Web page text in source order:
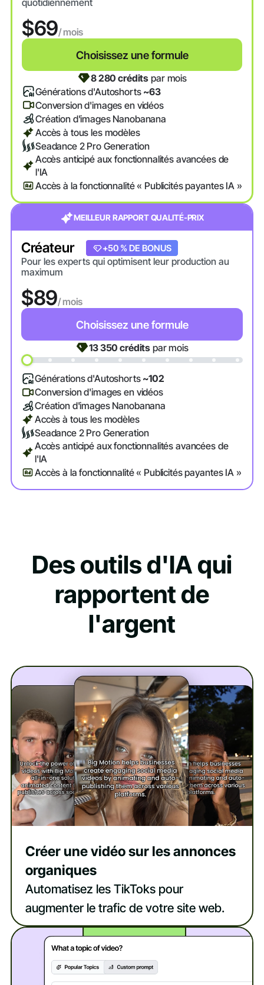
$69/ mois
Choisissez une formule
8 280 crédits par mois
Générations d'Autoshorts ~63
Conversion d'images en vidéos
Création d'images Nanobanana
Accès à tous les modèles
Seadance 2 Pro Generation
Accès anticipé aux fonctionnalités avancées de
l'IA
Accès à la fonctionnalité « Publicités payantes IA »
MEILLEUR RAPPORT QUALITÉ-PRIX
Créateur
Pour les experts qui optimisent leur production au
maximum
$89/ mois
Choisissez une formule
+20 % DE BONUS
+50 % DE BONUS
13 350 crédits par mois
Générations d'Autoshorts ~102
Conversion d'images en vidéos
Création d'images Nanobanana
Accès à tous les modèles
Seadance 2 Pro Generation
Accès anticipé aux fonctionnalités avancées de
l'IA
Accès à la fonctionnalité « Publicités payantes IA »
Des outils d'IA qui
rapportent de
l'argent
Créer une vidéo sur les annonces
organiques
Automatisez les TikToks pour
augmenter le trafic de votre site web.